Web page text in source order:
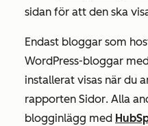
sidan för att den ska
Endast bloggar som
WordPress-bloggar
installerat visas när du
rapporten Sidor. Alla
blogginlägg med